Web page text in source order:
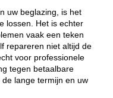
uw beglazing, is het
lossen. Het is echter
vaak een teken
repareren niet altijd de
voor professionele
tegen betaalbare
lange termijn en uw